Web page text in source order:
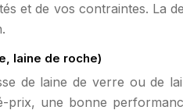
et de vos contraintes. La
laine de roche)
de laine de verre ou
une bonne